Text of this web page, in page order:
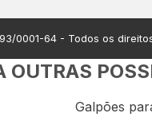
0001-64 - Todos os
OUTRAS
Galpões